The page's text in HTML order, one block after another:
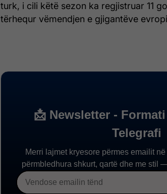
turk, i cili këtë sezon ka regjistruar 11
tërhequr vëmendjen e gjigantëve